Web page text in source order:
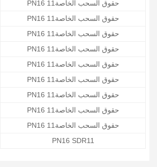
PN16 حقوق السحب الخاصة11
PN16 حقوق السحب الخاصة11
PN16 حقوق السحب الخاصة11
PN16 حقوق السحب الخاصة11
PN16 حقوق السحب الخاصة11
PN16 حقوق السحب الخاصة11
PN16 حقوق السحب الخاصة11
PN16 حقوق السحب الخاصة11
PN16 حقوق السحب الخاصة11
PN16 SDR11